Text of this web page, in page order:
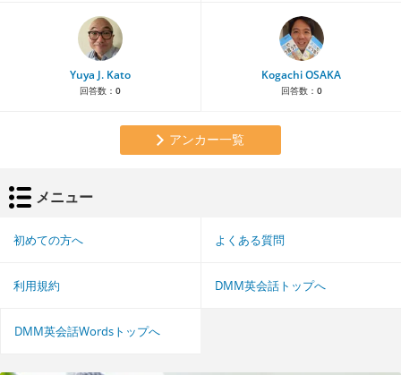
Yuya J. Kato
回答数： 0
Kogachi OSAKA
回答数： 0
アンカー一覧
メニュー
初めての方へ よくある質問
利用規約 DMM英会話トップへ
DMM英会話Wordsトップへ